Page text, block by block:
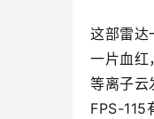
这部雷达
一片血红
等离子云
FPS-115